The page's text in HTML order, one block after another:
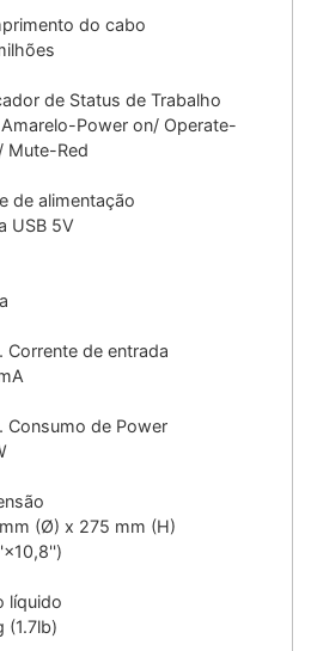
do cabo
de Status de Trabalho
Amarelo-Power on/ Operate-
Mute-Red
de alimentação
USB 5V
Corrente de entrada
Consumo de Power
(Ø) x 275 mm (H)
líquido
(1.7lb)